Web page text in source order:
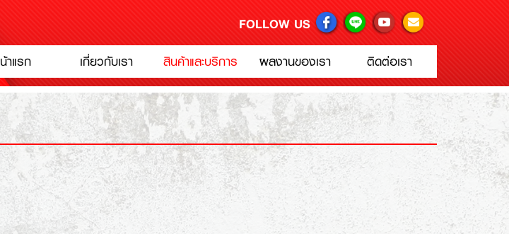
FOLLOW US
าแรก เกี่ยวกับเรา สินค้าและบริการ ผลงานของเรา ติดต่อเรา